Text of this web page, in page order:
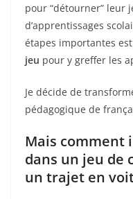
pour “détourner” leur
d’apprentissages
étapes importantes
jeu pour y greffer les
Je décide de
pédagogique de
Mais comment
dans un jeu de
un trajet en